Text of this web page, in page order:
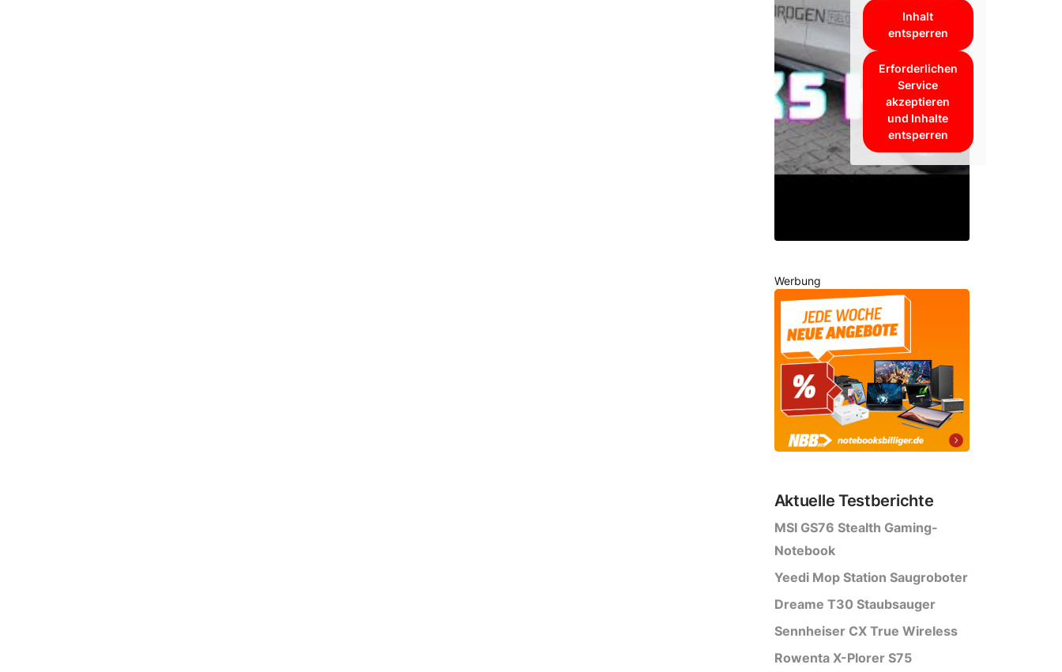
Inhalt
entsperren
Erforderlichen
Service
akzeptieren
und Inhalte
entsperren
Werbung
Aktuelle Testberichte
MSI GS76 Stealth Gaming-
Notebook
Yeedi Mop Station Saugroboter
Dreame T30 Staubsauger
Sennheiser CX True Wireless
Rowenta X-Plorer S75